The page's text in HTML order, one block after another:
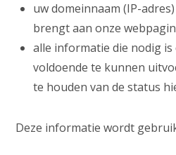
uw domeinnaam (IP-
brengt aan onze
alle informatie die nodig
voldoende te kunnen
te houden van de status
Deze informatie wordt